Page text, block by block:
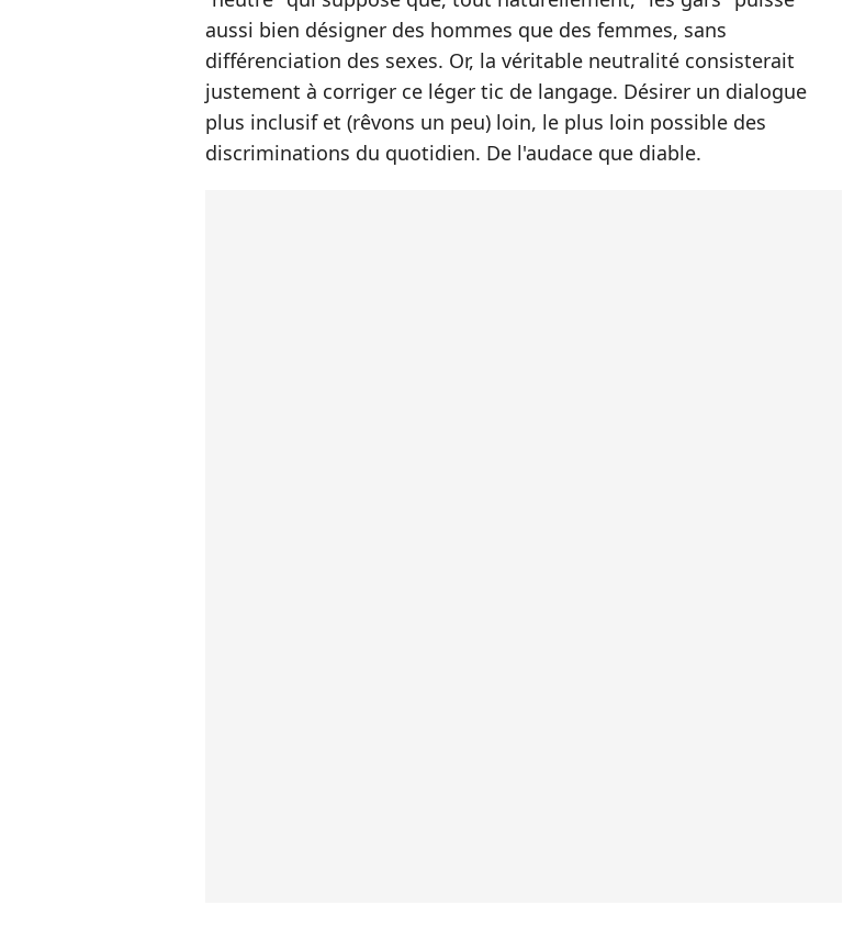
aussi bien désigner des hommes que des femmes, sans
différenciation des sexes. Or, la véritable neutralité consisterait
justement à corriger ce léger tic de langage. Désirer un dialogue
plus inclusif et (rêvons un peu) loin, le plus loin possible des
discriminations du quotidien. De l'audace que diable.